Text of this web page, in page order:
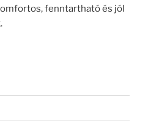
fenntartható és jól